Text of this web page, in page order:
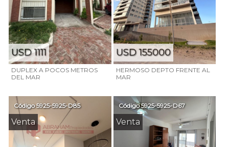
USD 1111
DUPLEX A POCOS METROS
DEL MAR
USD 155000
HERMOSO DEPTO FRENTE AL
MAR
Código5925-5925-D85
Venta
Código5925-5925-D67
Venta